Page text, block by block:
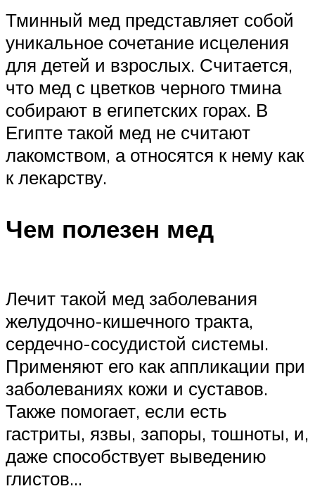
Тминный мед представляет собой
уникальное сочетание исцеления
для детей и взрослых. Считается,
что мед с цветков черного тмина
собирают в египетских горах. В
Египте такой мед не считают
лакомством, а относятся к нему как
к лекарству.
Чем полезен мед
Лечит такой мед заболевания
желудочно-кишечного тракта,
сердечно-сосудистой системы.
Применяют его как аппликации при
заболеваниях кожи и суставов.
Также помогает, если есть
гастриты, язвы, запоры, тошноты, и,
даже способствует выведению
глистов…